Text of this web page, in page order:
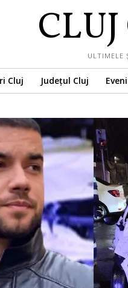
ULTIMELE
Cluj Județul Cluj